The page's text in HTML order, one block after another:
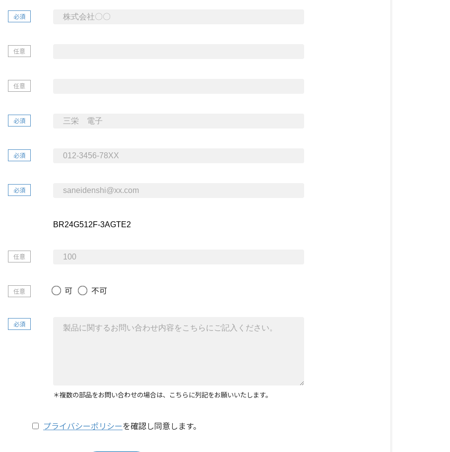
必須
任意
任意
必須
必須
必須
任意
任意 可 不可
必須
＊複数の部品をお問い合わせの場合は、こちらに列記をお願いいたします。
プライバシーポリシーを確認し同意します。